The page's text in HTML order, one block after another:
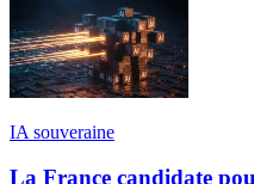
IA souveraine
La France candidate